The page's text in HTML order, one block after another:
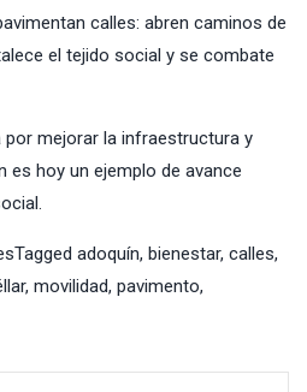
calles: abren caminos de
el tejido social y se combate
por mejorar la infraestructura y
es hoy un ejemplo de avance
Tagged adoquín, bienestar, calles,
, movilidad, pavimento,